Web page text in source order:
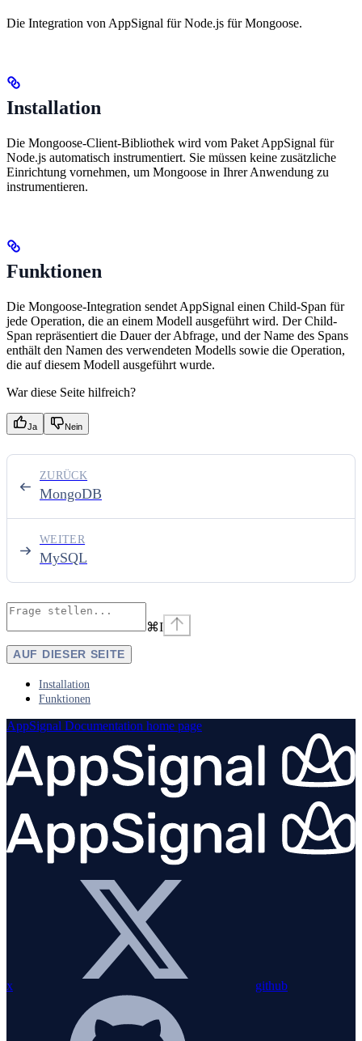
Die Integration von AppSignal für Node.js für Mongoose.
Installation
Die Mongoose-Client-Bibliothek wird vom Paket AppSignal für
Node.js automatisch instrumentiert. Sie müssen keine zusätzliche
Einrichtung vornehmen, um Mongoose in Ihrer Anwendung zu
instrumentieren.
Funktionen
Die Mongoose-Integration sendet AppSignal einen Child-Span für
jede Operation, die an einem Modell ausgeführt wird. Der Child-
Span repräsentiert die Dauer der Abfrage, und der Name des Spans
enthält den Namen des verwendeten Modells sowie die Operation,
die auf diesem Modell ausgeführt wurde.
War diese Seite hilfreich?
Ja Nein
MongoDB
ZURÜCK
MySQL
WEITER
⌘I
AUF DIESER SEITE
Installation
Funktionen
AppSignal Documentation home page
x github